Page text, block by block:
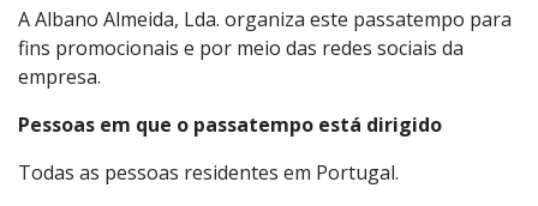
A Albano Almeida, Lda. organiza este passatempo para
fins promocionais e por meio das redes sociais da
empresa.
Pessoas em que o passatempo está dirigido
Todas as pessoas residentes em Portugal.